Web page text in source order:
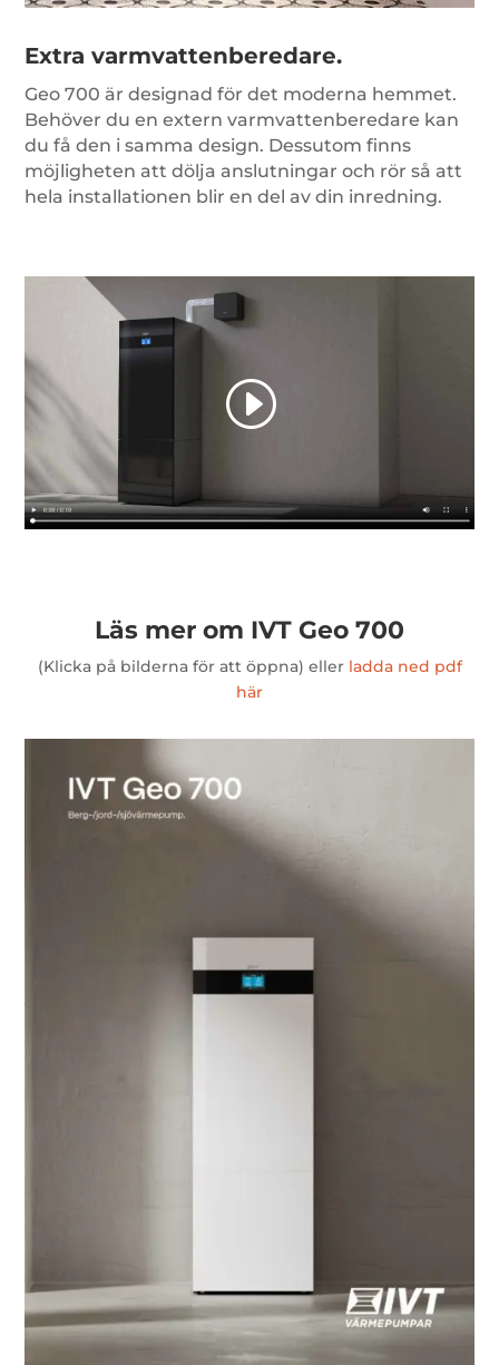
Extra varmvattenberedare.
Geo 700 är designad för det moderna hemmet.
Behöver du en extern varmvattenberedare kan
du få den i samma design. Dessutom finns
möjligheten att dölja anslutningar och rör så att
hela installationen blir en del av din inredning.
Läs mer om IVT Geo 700
(Klicka på bilderna för att öppna) eller ladda ned pdf
här